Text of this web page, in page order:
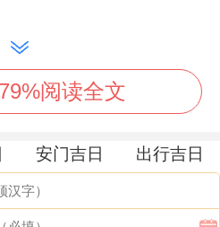
星期五
初五日
祈福、求嗣、开光、出
、交易、立券、挂
徙、安床、安葬。
阅读全文
安门吉日 出行吉日